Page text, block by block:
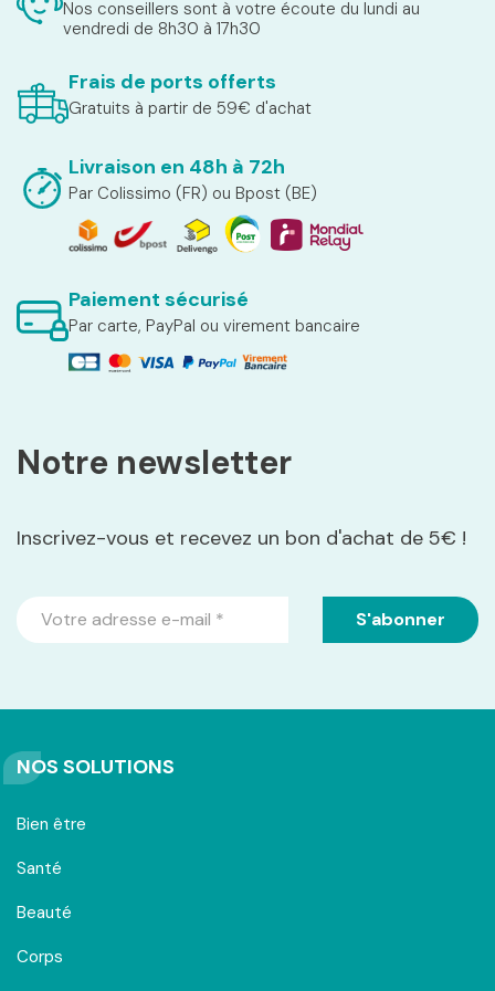
Nos conseillers sont à votre écoute du lundi au
vendredi de 8h30 à 17h30
Frais de ports offerts
Gratuits à partir de 59€ d'achat
Livraison en 48h à 72h
Par Colissimo (FR) ou Bpost (BE)
Paiement sécurisé
Par carte, PayPal ou virement bancaire
Notre newsletter
Inscrivez-vous et recevez un bon d'achat de 5€ !
NOS SOLUTIONS
Bien être
Santé
Beauté
Corps